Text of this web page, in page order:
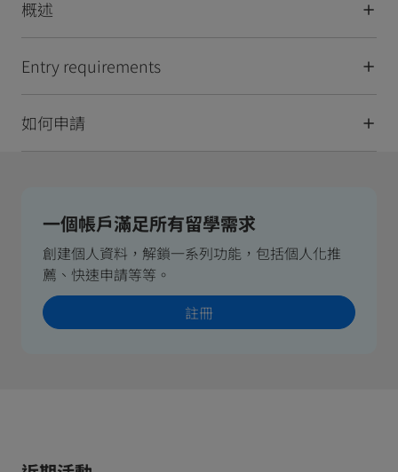
概述
Entry requirements
如何申請
一個帳戶滿足所有留學需求
創建個人資料，解鎖一系列功能，包括個人化推
薦、快速申請等等。
註冊